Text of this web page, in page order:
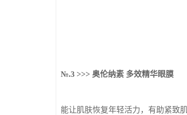
№.3 >>> 奥伦纳素 多效精华眼膜
能让肌肤恢复年轻活力，有助紧致